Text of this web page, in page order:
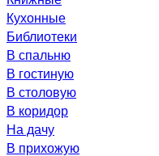
Кухонные
Библиотеки
В спальню
В гостиную
В столовую
В коридор
На дачу
В прихожую